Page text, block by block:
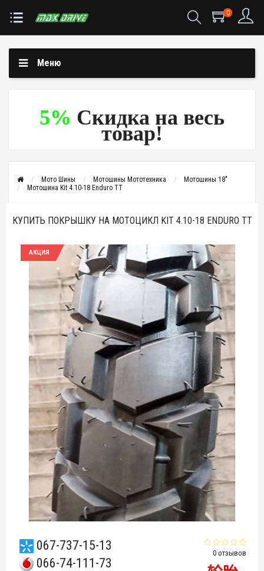
0
Меню
5% Скидка на весь
товар!
Мото Шины Мотошины Мототехника
Мотошины 18"
Мотошина Kit 4.10-18 Enduro TT
КУПИТЬ ПОКРЫШКУ НА МОТОЦИКЛ KIT 4.10-18 ENDURO TT
АКЦИЯ
0 отзывов
067-737-15-13
066-74-111-73